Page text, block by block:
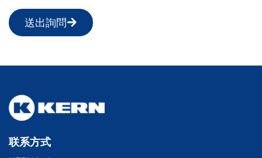
送出詢問
联系方式